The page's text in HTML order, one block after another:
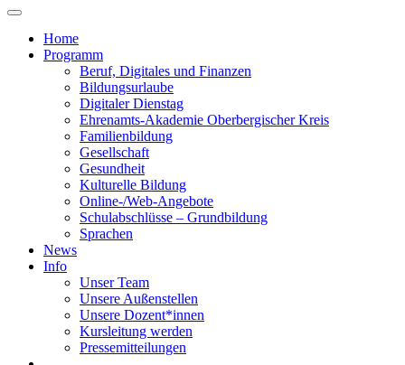
Home
Programm
Beruf, Digitales und Finanzen
Bildungsurlaube
Digitaler Dienstag
Ehrenamts-Akademie Oberbergischer Kreis
Familienbildung
Gesellschaft
Gesundheit
Kulturelle Bildung
Online-/Web-Angebote
Schulabschlüsse – Grundbildung
Sprachen
News
Info
Unser Team
Unsere Außenstellen
Unsere Dozent*innen
Kursleitung werden
Pressemitteilungen